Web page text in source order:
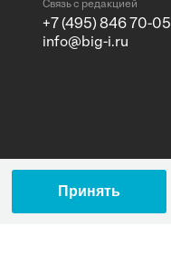
Связь с редакцией
+7 (495) 846 70-05
info@big-i.ru
Принять